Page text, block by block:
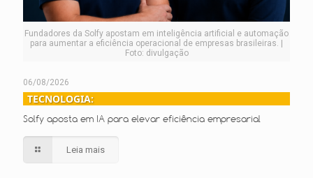
Fundadores da Solfy apostam em inteligência artificial e automação
para aumentar a eficiência operacional de empresas brasileiras. |
Foto: divulgação
06/08/2026
TECNOLOGIA:
Solfy aposta em IA para elevar eficiência empresarial
Leia mais